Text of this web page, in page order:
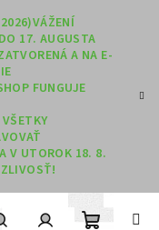
17. AUGUSTA
A NA E-
FUNGUJE
V UTOROK 18. 8.